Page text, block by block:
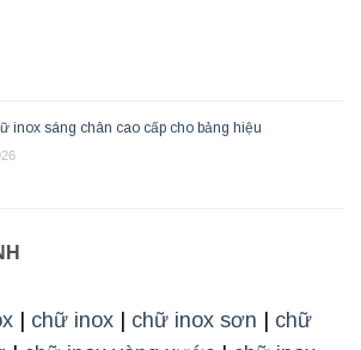
inox sáng chân cao cấp cho bảng hiệu
| chữ inox | chữ inox sơn | chữ